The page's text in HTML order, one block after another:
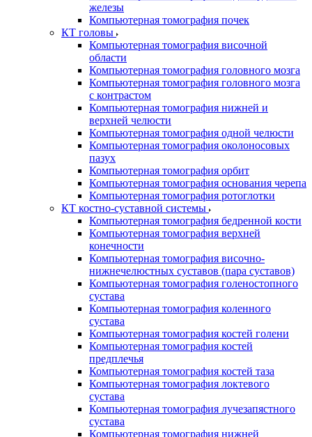
железы
Компьютерная томография почек
КТ головы
Компьютерная томография височной
области
Компьютерная томография головного мозга
Компьютерная томография головного мозга
с контрастом
Компьютерная томография нижней и
верхней челюсти
Компьютерная томография одной челюсти
Компьютерная томография околоносовых
пазух
Компьютерная томография орбит
Компьютерная томография основания черепа
Компьютерная томография ротоглотки
КТ костно-суставной системы
Компьютерная томография бедренной кости
Компьютерная томография верхней
конечности
Компьютерная томография височно-
нижнечелюстных суставов (пара суставов)
Компьютерная томография голеностопного
сустава
Компьютерная томография коленного
сустава
Компьютерная томография костей голени
Компьютерная томография костей
предплечья
Компьютерная томография костей таза
Компьютерная томография локтевого
сустава
Компьютерная томография лучезапястного
сустава
Компьютерная томография нижней